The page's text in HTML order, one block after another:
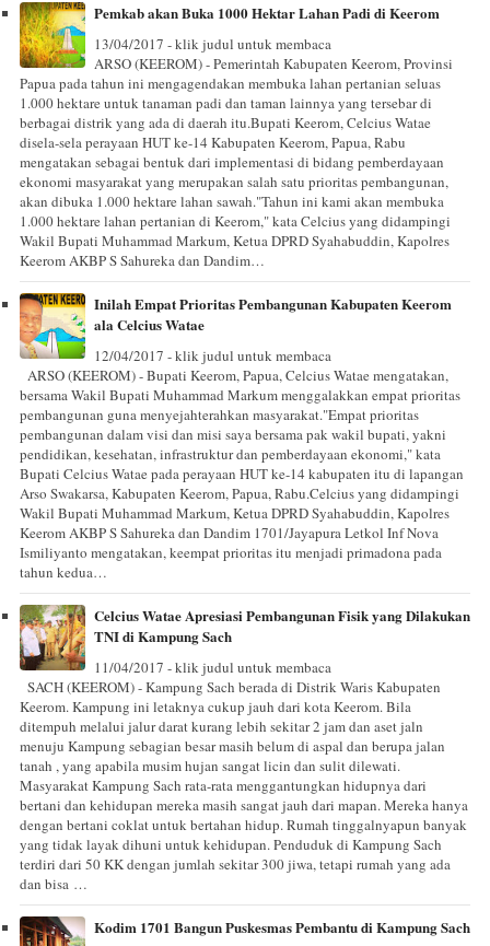
Pemkab akan Buka 1000 Hektar Lahan Padi di Keerom
13/04/2017 - klik judul untuk membaca
ARSO (KEEROM) - Pemerintah Kabupaten Keerom, Provinsi
Papua pada tahun ini mengagendakan membuka lahan pertanian seluas
1.000 hektare untuk tanaman padi dan taman lainnya yang tersebar di
berbagai distrik yang ada di daerah itu.Bupati Keerom, Celcius Watae
disela-sela perayaan HUT ke-14 Kabupaten Keerom, Papua, Rabu
mengatakan sebagai bentuk dari implementasi di bidang pemberdayaan
ekonomi masyarakat yang merupakan salah satu prioritas pembangunan,
akan dibuka 1.000 hektare lahan sawah."Tahun ini kami akan membuka
1.000 hektare lahan pertanian di Keerom," kata Celcius yang didampingi
Wakil Bupati Muhammad Markum, Ketua DPRD Syahabuddin, Kapolres
Keerom AKBP S Sahureka dan Dandim…
Inilah Empat Prioritas Pembangunan Kabupaten Keerom
ala Celcius Watae
12/04/2017 - klik judul untuk membaca
ARSO (KEEROM) - Bupati Keerom, Papua, Celcius Watae mengatakan,
bersama Wakil Bupati Muhammad Markum menggalakkan empat prioritas
pembangunan guna menyejahterahkan masyarakat."Empat prioritas
pembangunan dalam visi dan misi saya bersama pak wakil bupati, yakni
pendidikan, kesehatan, infrastruktur dan pemberdayaan ekonomi," kata
Bupati Celcius Watae pada perayaan HUT ke-14 kabupaten itu di lapangan
Arso Swakarsa, Kabupaten Keerom, Papua, Rabu.Celcius yang didampingi
Wakil Bupati Muhammad Markum, Ketua DPRD Syahabuddin, Kapolres
Keerom AKBP S Sahureka dan Dandim 1701/Jayapura Letkol Inf Nova
Ismiliyanto mengatakan, keempat prioritas itu menjadi primadona pada
tahun kedua…
Celcius Watae Apresiasi Pembangunan Fisik yang Dilakukan
TNI di Kampung Sach
11/04/2017 - klik judul untuk membaca
SACH (KEEROM) - Kampung Sach berada di Distrik Waris Kabupaten
Keerom. Kampung ini letaknya cukup jauh dari kota Keerom. Bila
ditempuh melalui jalur darat kurang lebih sekitar 2 jam dan aset jaln
menuju Kampung sebagian besar masih belum di aspal dan berupa jalan
tanah , yang apabila musim hujan sangat licin dan sulit dilewati.
Masyarakat Kampung Sach rata-rata menggantungkan hidupnya dari
bertani dan kehidupan mereka masih sangat jauh dari mapan. Mereka hanya
dengan bertani coklat untuk bertahan hidup. Rumah tinggalnyapun banyak
yang tidak layak dihuni untuk kehidupan. Penduduk di Kampung Sach
terdiri dari 50 KK dengan jumlah sekitar 300 jiwa, tetapi rumah yang ada
dan bisa …
Kodim 1701 Bangun Puskesmas Pembantu di Kampung Sach